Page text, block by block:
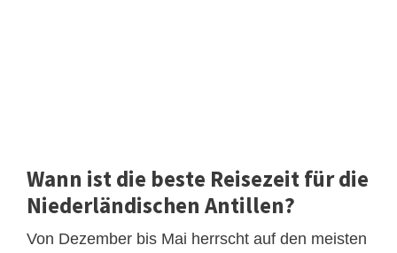
Wann ist die beste Reisezeit für die
Niederländischen Antillen?
Von Dezember bis Mai herrscht auf den meisten